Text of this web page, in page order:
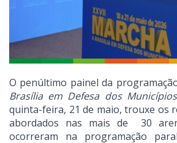
O penúltimo painel da
Brasília em Defesa dos Municípios
quinta-feira, 21 de maio, trouxe os
abordados nas mais de 30
ocorreram na programação